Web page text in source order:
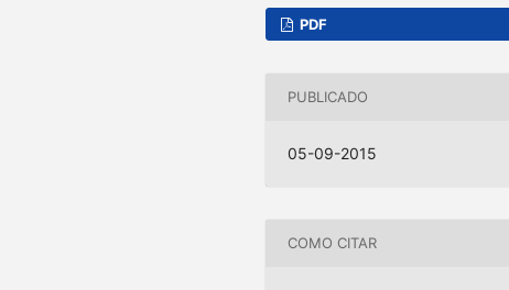
PDF
PUBLICADO
05-09-2015
COMO CITAR